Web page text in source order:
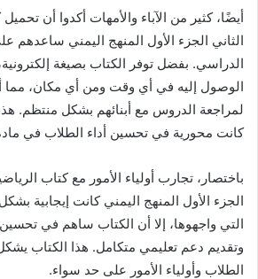
أيضًا، كثير من الآباء والأمهات أكدوا أن
الثاني الجزء الأول المنهج اليمني ساعدهم
الدراسي. بفضل توفر الكتاب بصيغة
الوصول إليه في أي وقت ومن أي مكان، مما
لمراجعة الدروس مع أبنائهم بشكل منتظم.
كانت محورية في تحسين أداء الطلاب في
باختصار، تجارب أولياء الأمور مع كتاب
الجزء الأول المنهج اليمني كانت إيجابية
التي واجهوها، إلا أن الكتاب ساهم في
وتقديم دعم تعليمي متكامل. هذا الكتاب
الطلاب وأولياء الأمور على حد سواء.